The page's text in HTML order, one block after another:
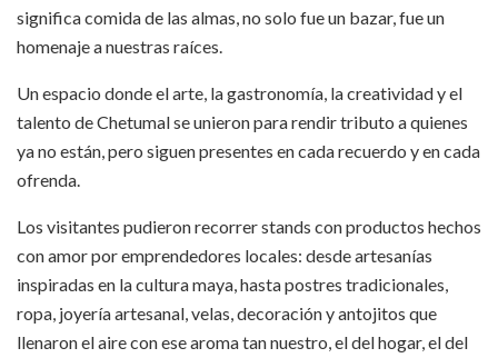
significa comida de las almas, no solo fue un bazar, fue un
homenaje a nuestras raíces.
Un espacio donde el arte, la gastronomía, la creatividad y el
talento de Chetumal se unieron para rendir tributo a quienes
ya no están, pero siguen presentes en cada recuerdo y en cada
ofrenda.
Los visitantes pudieron recorrer stands con productos hechos
con amor por emprendedores locales: desde artesanías
inspiradas en la cultura maya, hasta postres tradicionales,
ropa, joyería artesanal, velas, decoración y antojitos que
llenaron el aire con ese aroma tan nuestro, el del hogar, el del